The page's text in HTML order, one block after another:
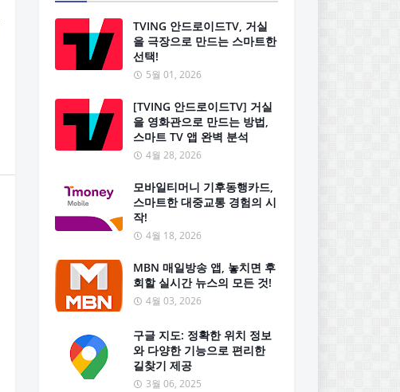
TVING 안드로이드TV, 거실
을 극장으로 만드는 스마트한
선택!
5월 01, 2026
[TVING 안드로이드TV] 거실
을 영화관으로 만드는 방법,
스마트 TV 앱 완벽 분석
4월 28, 2026
모바일티머니 기후동행카드,
스마트한 대중교통 경험의 시
작!
4월 18, 2026
MBN 매일방송 앱, 놓치면 후
회할 실시간 뉴스의 모든 것!
4월 03, 2026
구글 지도: 정확한 위치 정보
와 다양한 기능으로 편리한
길찾기 제공
3월 06, 2025